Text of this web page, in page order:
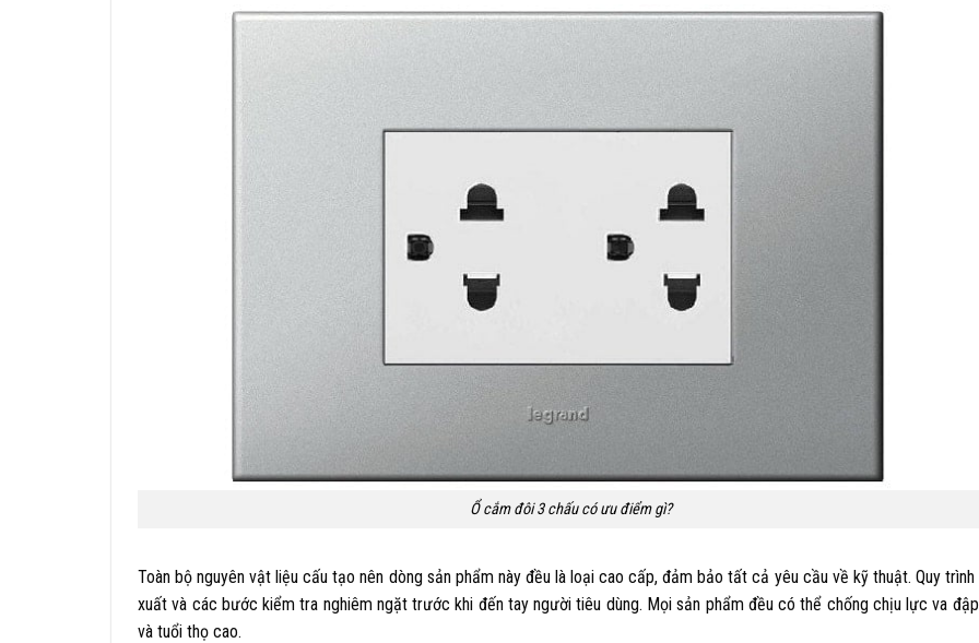
Ổ cắm đôi 3 chấu có ưu điểm gì?
Toàn bộ nguyên vật liệu cấu tạo nên dòng sản phẩm này đều là loại cao cấp, đảm bảo tất cả yêu cầu về kỹ thuật. Quy trình
xuất và các bước kiểm tra nghiêm ngặt trước khi đến tay người tiêu dùng. Mọi sản phẩm đều có thể chống chịu lực va
và tuổi thọ cao.